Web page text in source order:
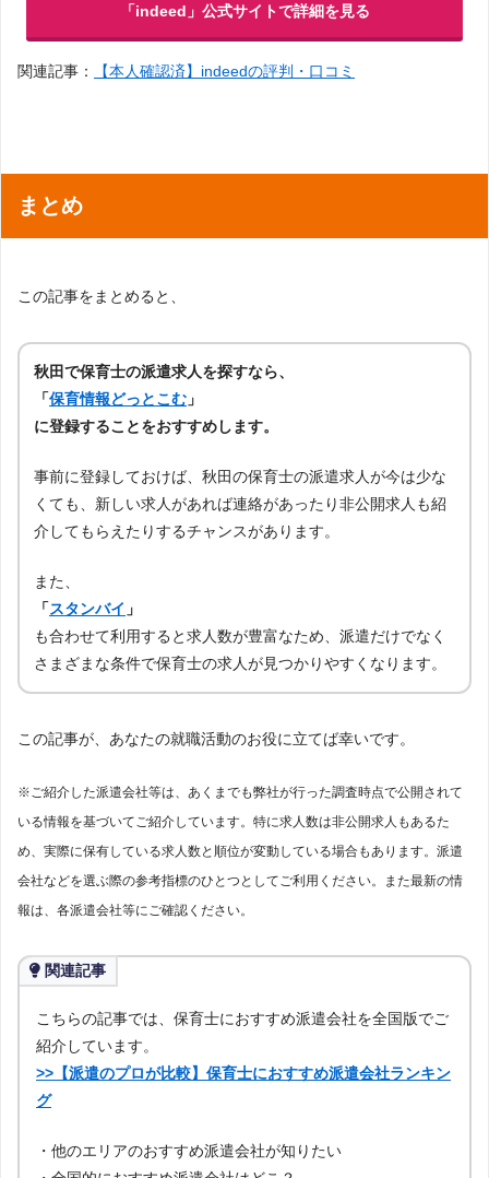
「indeed」公式サイトで詳細を見る
関連記事： 【本人確認済】indeedの評判・口コミ
まとめ
この記事をまとめると、
秋田で保育士の派遣求人を探すなら、
「保育情報どっとこむ 」
に登録することをおすすめします。
事前に登録しておけば、秋田の保育士の派遣求人が今は少な
くても、新しい求人があれば連絡があったり非公開求人も紹
介してもらえたりするチャンスがあります。
また、
「スタンバイ 」
も合わせて利用すると求人数が豊富なため、派遣だけでなく
さまざまな条件で保育士の求人が見つかりやすくなります。
この記事が、あなたの就職活動のお役に立てば幸いです。
※ご紹介した派遣会社等は、あくまでも弊社が行った調査時点で公開されて
いる情報を基づいてご紹介しています。特に求人数は非公開求人もあるた
め、実際に保有している求人数と順位が変動している場合もあります。派遣
会社などを選ぶ際の参考指標のひとつとしてご利用ください。また最新の情
報は、各派遣会社等にご確認ください。
関連記事
こちらの記事では、保育士におすすめ派遣会社を全国版でご
紹介しています。
>>【派遣のプロが比較】保育士におすすめ派遣会社ランキン
グ
・他のエリアのおすすめ派遣会社が知りたい